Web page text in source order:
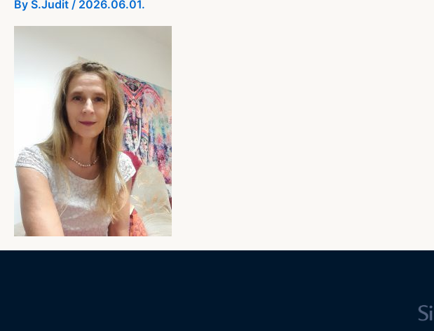
By S.Judit / 2026.06.01.